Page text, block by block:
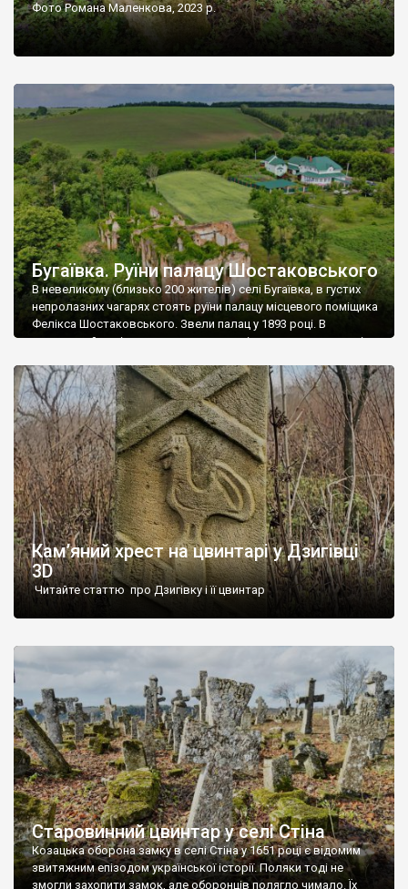
Фото Романа Маленкова, 2023 р.
Бугаївка. Руїни палацу Шостаковського
В невеликому (близько 200 жителів) селі Бугаївка, в густих
непролазних чагарях стоять руїни палацу місцевого поміщика
Фелікса Шостаковського. Звели палац у 1893 році. В
радянський період у ньому спочатку містилася школа, потім
століття тут розмістили туберкульозну лікарню. Коли із
палацу виїхала лікарня – ми точно не […]
Кам’яний хрест на цвинтарі у Дзигівці
3D
Читайте статтю про Дзигівку і її цвинтар
Старовинний цвинтар у селі Стіна
Козацька оборона замку в селі Стіна у 1651 році є відомим
звитяжним епізодом української історії. Поляки тоді не
змогли захопити замок, але оборонців полягло чимало. Їх